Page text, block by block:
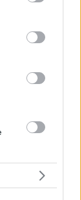
tags to
below Google